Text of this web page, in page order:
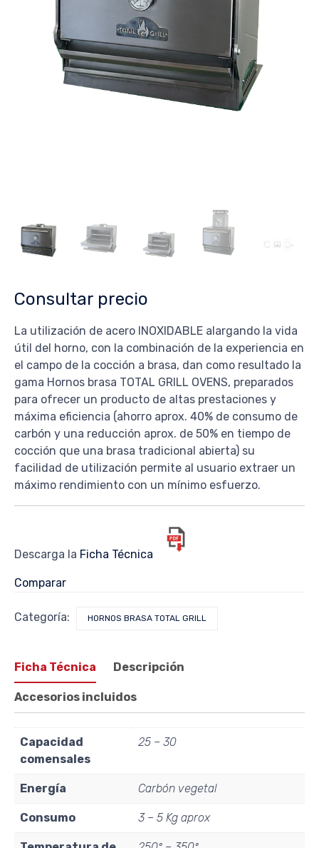
Consultar precio
La utilización de acero INOXIDABLE alargando la vida
útil del horno, con la combinación de la experiencia en
el campo de la cocción a brasa, dan como resultado la
gama Hornos brasa TOTAL GRILL OVENS, preparados
para ofrecer un producto de altas prestaciones y
máxima eficiencia (ahorro aprox. 40% de consumo de
carbón y una reducción aprox. de 50% en tiempo de
cocción que una brasa tradicional abierta) su
facilidad de utilización permite al usuario extraer un
máximo rendimiento con un mínimo esfuerzo.
Descarga la Ficha Técnica
Comparar
Categoría: HORNOS BRASA TOTAL GRILL
Ficha Técnica Descripción
Accesorios incluidos
Capacidad
comensales
25 – 30
Energía Carbón vegetal
Consumo 3 – 5 Kg aprox